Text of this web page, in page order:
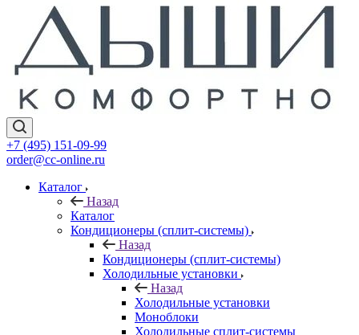
+7 (495) 151-09-99
order@cc-online.ru
Каталог
Назад
Каталог
Кондиционеры (сплит-системы)
Назад
Кондиционеры (сплит-системы)
Холодильные установки
Назад
Холодильные установки
Моноблоки
Холодильные сплит-системы